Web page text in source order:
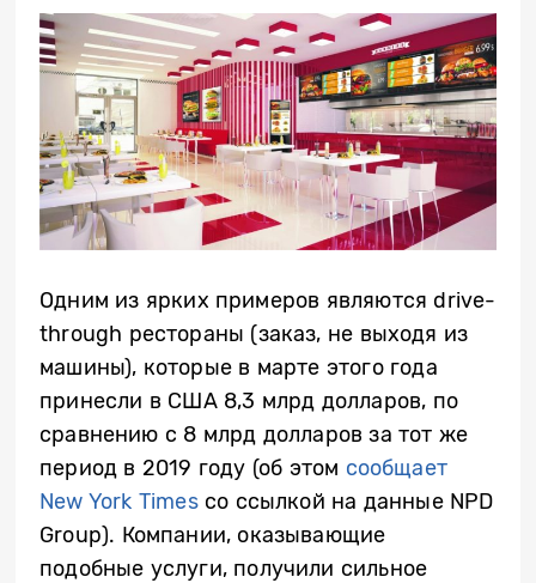
Одним из ярких примеров являются drive-
through рестораны (заказ, не выходя из
машины), которые в марте этого года
принесли в США 8,3 млрд долларов, по
сравнению с 8 млрд долларов за тот же
период в 2019 году (об этом сообщает
New York Timesсо ссылкой на данные NPD
Group). Компании, оказывающие
подобные услуги, получили сильное